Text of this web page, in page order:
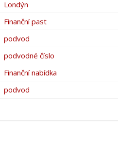
Londýn
Finanční past
podvod
podvodné číslo
Finanční nabídka
podvod